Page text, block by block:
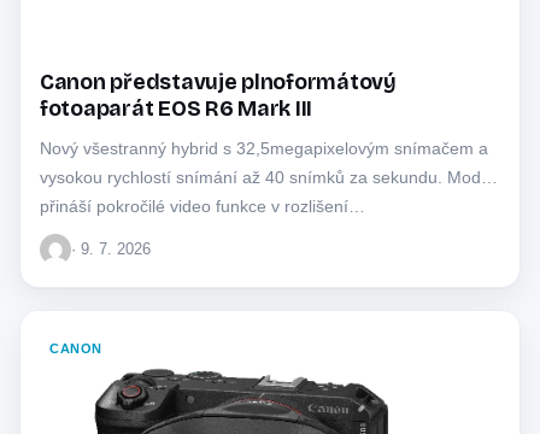
Canon představuje plnoformátový
fotoaparát EOS R6 Mark III
Nový všestranný hybrid s 32,5megapixelovým snímačem a
vysokou rychlostí snímání až 40 snímků za sekundu. Model
přináší pokročilé video funkce v rozlišení…
· 9. 7. 2026
CANON